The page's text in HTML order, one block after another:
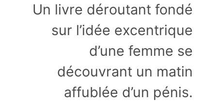
Un livre déroutant fondé
sur l’idée excentrique
d’une femme se
découvrant un matin
affublée d’un pénis.